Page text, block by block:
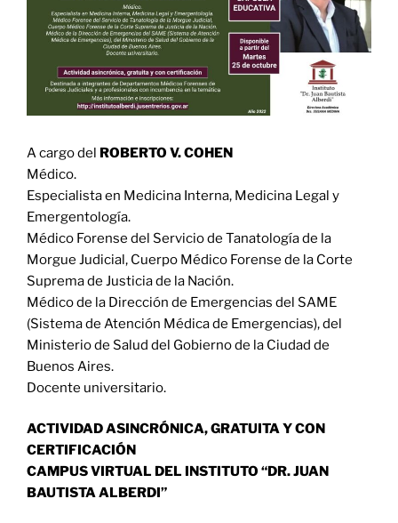
A cargo del ROBERTO V. COHEN
Médico.
Especialista en Medicina Interna, Medicina Legal y
Emergentología.
Médico Forense del Servicio de Tanatología de la
Morgue Judicial, Cuerpo Médico Forense de la Corte
Suprema de Justicia de la Nación.
Médico de la Dirección de Emergencias del SAME
(Sistema de Atención Médica de Emergencias), del
Ministerio de Salud del Gobierno de la Ciudad de
Buenos Aires.
Docente universitario.
ACTIVIDAD ASINCRÓNICA, GRATUITA Y CON
CERTIFICACIÓN
CAMPUS VIRTUAL DEL INSTITUTO “DR. JUAN
BAUTISTA ALBERDI”